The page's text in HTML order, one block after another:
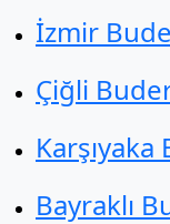
İzmir
Çiğli
Bayraklı